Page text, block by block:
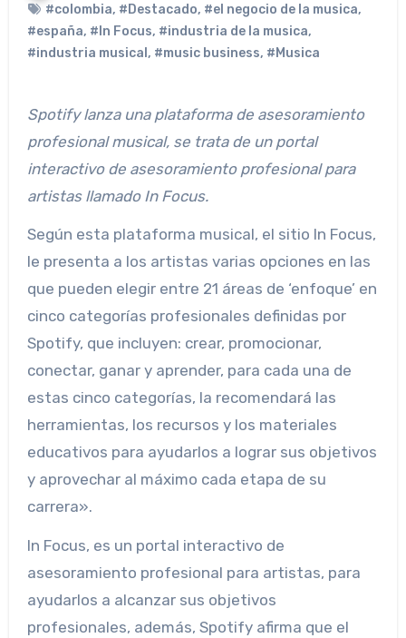
#colombia, #Destacado, #el negocio de la musica,
#españa, #In Focus, #industria de la musica,
#industria musical , #music business, #Musica
Spotify lanza una plataforma de asesoramiento
profesional musical, se trata de un portal
interactivo de asesoramiento profesional para
artistas llamado In Focus.
Según esta plataforma musical, el sitio In Focus,
le presenta a los artistas varias opciones en las
que pueden elegir entre 21 áreas de ‘enfoque’ en
cinco categorías profesionales definidas por
Spotify, que incluyen: crear, promocionar,
conectar, ganar y aprender, para cada una de
estas cinco categorías, la recomendará las
herramientas, los recursos y los materiales
educativos para ayudarlos a lograr sus objetivos
y aprovechar al máximo cada etapa de su
carrera».
In Focus, es un portal interactivo de
asesoramiento profesional para artistas, para
ayudarlos a alcanzar sus objetivos
profesionales, además, Spotify afirma que el